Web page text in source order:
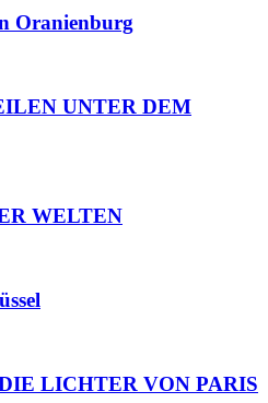
Oranienburg
UNTER DEM
WELTEN
LICHTER VON PARIS